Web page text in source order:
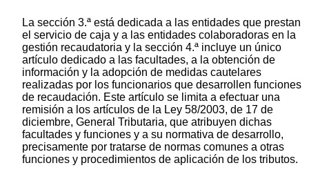
La sección 3.ª está dedicada a las entidades que prestan
el servicio de caja y a las entidades colaboradoras en la
gestión recaudatoria y la sección 4.ª incluye un único
artículo dedicado a las facultades, a la obtención de
información y la adopción de medidas cautelares
realizadas por los funcionarios que desarrollen funciones
de recaudación. Este artículo se limita a efectuar una
remisión a los artículos de la Ley 58/2003, de 17 de
diciembre, General Tributaria, que atribuyen dichas
facultades y funciones y a su normativa de desarrollo,
precisamente por tratarse de normas comunes a otras
funciones y procedimientos de aplicación de los tributos.